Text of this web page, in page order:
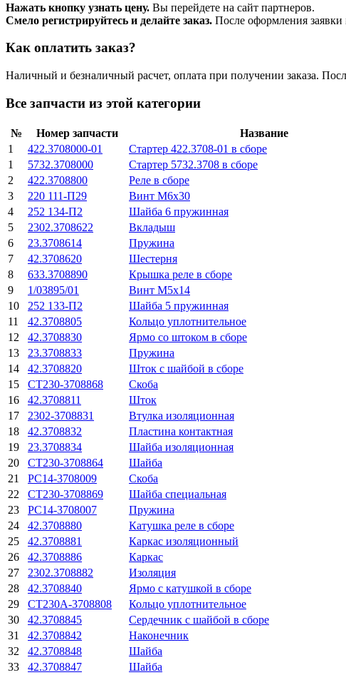
Нажать кнопку узнать цену. Вы перейдете на сайт партнеров.
Смело регистрируйтесь и делайте заказ. После оформления заявки
Как оплатить заказ?
Наличный и безналичный расчет, оплата при получении заказа.
Все запчасти из этой категории
№ Номер запчасти Название
1
422.3708000-01 Стартер 422.3708-01 в сборе
1
5732.3708000 Стартер 5732.3708 в сборе
2
422.3708800 Реле в сборе
3
220 111-П29 Винт М6х30
4
252 134-П2 Шайба 6 пружинная
5
2302.3708622 Вкладыш
6
23.3708614 Пружина
7
42.3708620 Шестерня
8
633.3708890 Крышка реле в сборе
9
1/03895/01 Винт М5х14
10
252 133-П2 Шайба 5 пружинная
11
42.3708805 Кольцо уплотнительное
12
42.3708830 Ярмо со штоком в сборе
13
23.3708833 Пружина
14
42.3708820 Шток с шайбой в сборе
15
СТ230-3708868 Скоба
16
42.3708811 Шток
17
2302-3708831 Втулка изоляционная
18
42.3708832 Пластина контактная
19
23.3708834 Шайба изоляционная
20
СТ230-3708864 Шайба
21
РС14-3708009 Скоба
22
СТ230-3708869 Шайба специальная
23
РС14-3708007 Пружина
24
42.3708880 Катушка реле в сборе
25
42.3708881 Каркас изоляционный
26
42.3708886 Каркас
27
2302.3708882 Изоляция
28
42.3708840 Ярмо с катушкой в сборе
29
СТ230А-3708808 Кольцо уплотнительное
30
42.3708845 Сердечник с шайбой в сборе
31
42.3708842 Наконечник
32
42.3708848 Шайба
33
42.3708847 Шайба